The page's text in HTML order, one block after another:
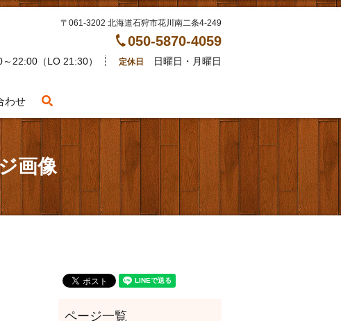
〒061-3202 北海道石狩市花川南二条4-249
050-5870-4059
22:00（LO 21:30） 定休日 日曜日・月曜日
わせ
画像